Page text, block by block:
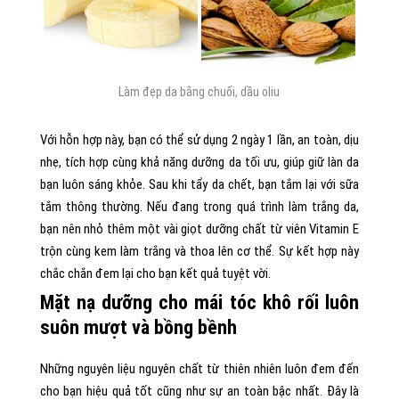
Làm đẹp da bằng chuối, dầu oliu
Với hỗn hợp này, bạn có thể sử dụng 2 ngày 1 lần, an toàn, dịu
nhẹ, tích hợp cùng khả năng dưỡng da tối ưu, giúp giữ làn da
bạn luôn sáng khỏe. Sau khi tẩy da chết, bạn tắm lại với sữa
tắm thông thường. Nếu đang trong quá trình làm trắng da,
bạn nên nhỏ thêm một vài giọt dưỡng chất từ viên Vitamin E
trộn cùng kem làm trắng và thoa lên cơ thể. Sự kết hợp này
chắc chắn đem lại cho bạn kết quả tuyệt vời.
Mặt nạ dưỡng cho mái tóc khô rối luôn
suôn mượt và bồng bềnh
Những nguyên liệu nguyên chất từ thiên nhiên luôn đem đến
cho bạn hiệu quả tốt cũng như sự an toàn bậc nhất. Đây là